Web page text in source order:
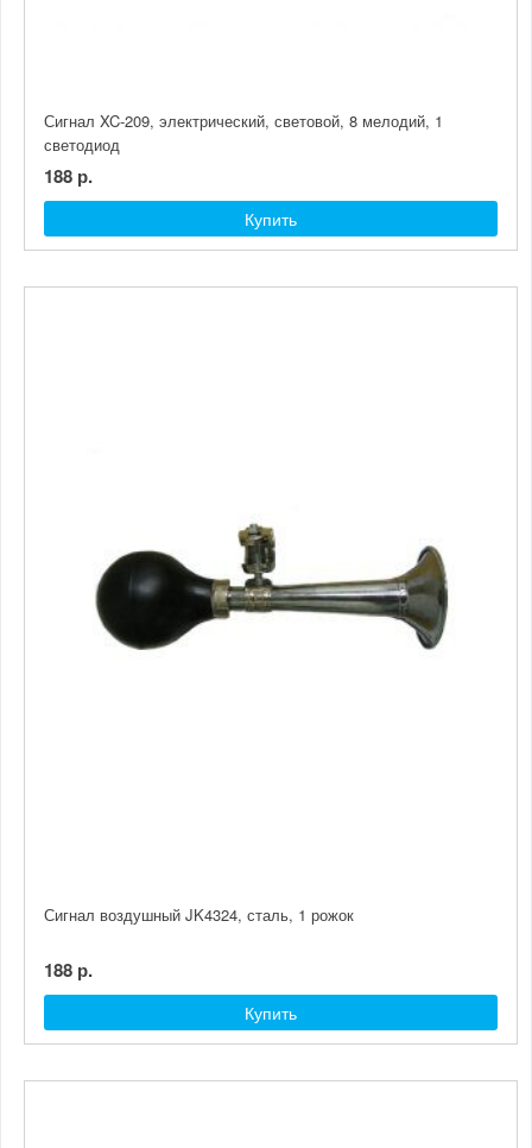
Сигнал XC-209, электрический, световой, 8 мелодий, 1
светодиод
188 р.
Купить
Сигнал воздушный JK4324, сталь, 1 рожок
188 р.
Купить